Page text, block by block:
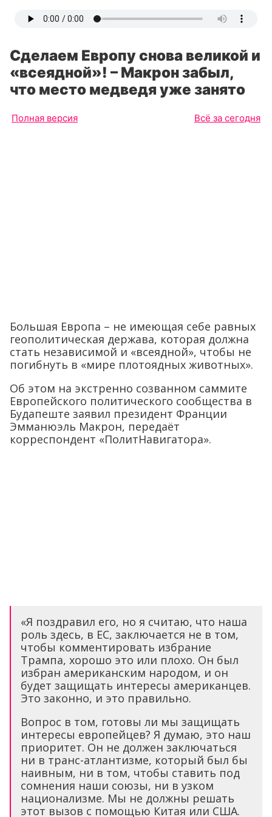
Сделаем Европу снова великой и
«всеядной»! – Макрон забыл,
что место медведя уже занято
Полная версия Всё за сегодня
Большая Европа – не имеющая себе равных
геополитическая держава, которая должна
стать независимой и «всеядной», чтобы не
погибнуть в «мире плотоядных животных».
Об этом на экстренно созванном саммите
Европейского политического сообщества в
Будапеште заявил президент Франции
Эмманюэль Макрон, передаёт
корреспондент «ПолитНавигатора».
«Я поздравил его, но я считаю, что наша
роль здесь, в ЕС, заключается не в том,
чтобы комментировать избрание
Трампа, хорошо это или плохо. Он был
избран американским народом, и он
будет защищать интересы американцев.
Это законно, и это правильно.
Вопрос в том, готовы ли мы защищать
интересы европейцев? Я думаю, это наш
приоритет. Он не должен заключаться
ни в транс-атлантизме, который был бы
наивным, ни в том, чтобы ставить под
сомнения наши союзы, ни в узком
национализме. Мы не должны решать
этот вызов с помощью Китая или США.